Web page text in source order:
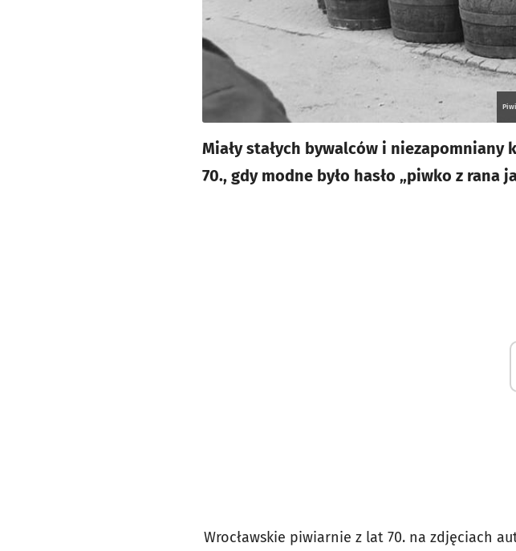
Miały stałych bywalców i
70., gdy modne było hasło „piwko z rana
Wrocławskie piwiarnie z lat 70. na zdjęciach